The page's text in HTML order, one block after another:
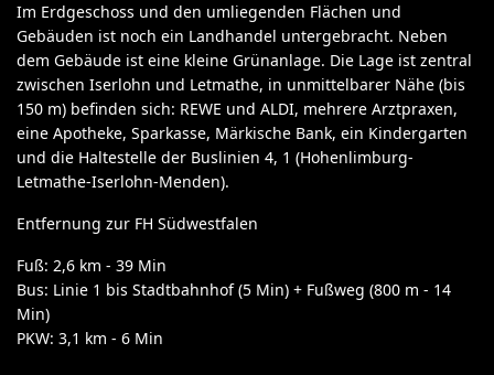
Im Erdgeschoss und den umliegenden Flächen und
Gebäuden ist noch ein Landhandel untergebracht. Neben
dem Gebäude ist eine kleine Grünanlage. Die Lage ist zentral
zwischen Iserlohn und Letmathe, in unmittelbarer Nähe (bis
150 m) befinden sich: REWE und ALDI, mehrere Arztpraxen,
eine Apotheke, Sparkasse, Märkische Bank, ein Kindergarten
und die Haltestelle der Buslinien 4, 1 (Hohenlimburg-
Letmathe-Iserlohn-Menden).
Entfernung zur FH Südwestfalen
Fuß: 2,6 km - 39 Min
Bus: Linie 1 bis Stadtbahnhof (5 Min) + Fußweg (800 m - 14
Min)
PKW: 3,1 km - 6 Min